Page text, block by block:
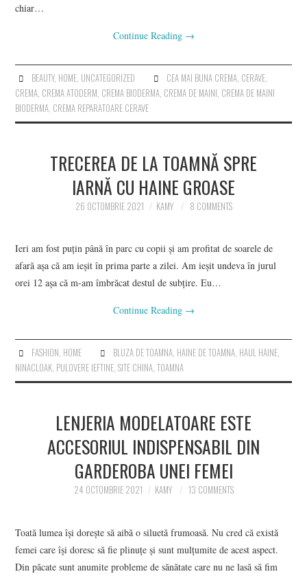
chiar…
Continue Reading →
BEAUTY, HOME, UNCATEGORIZED CEA MAI BUNA CREMA, CERAVE,
CREMA CREMA ATODERM CREMA BIODERMA CREMA DE MAINI CREMA DE MAINI
BIODERMA CREMA REPARATOARE CERAVE
TRECEREA DE LA TOAMNĂ SPRE
IARNĂ CU HAINE GROASE
26 OCTOMBRIE 2021 KAMY 8 COMMENTS
Ieri am fost puțin până în parc cu copii și am profitat de soarele de
afară așa că am ieșit în prima parte a zilei. Am ieșit undeva în jurul
orei 12 așa că m-am îmbrăcat destul de subțire. Eu…
Continue Reading →
FASHION, HOME BLUZA DE TOAMNA, HAINE DE TOAMNA, HAUL HAINE,
NINACLOAK, PULOVERE IEFTINE,SITE CHINA,TOAMNA
LENJERIA MODELATOARE ESTE
ACCESORIUL INDISPENSABIL DIN
GARDEROBA UNEI FEMEI
24 OCTOMBRIE 2021 KAMY 13 COMMENTS
Toată lumea își dorește să aibă o siluetă frumoasă. Nu cred că există
femei care își doresc să fie plinuțe și sunt mulțumite de acest aspect.
Din păcate sunt anumite probleme de sănătate care nu ne lasă să fim